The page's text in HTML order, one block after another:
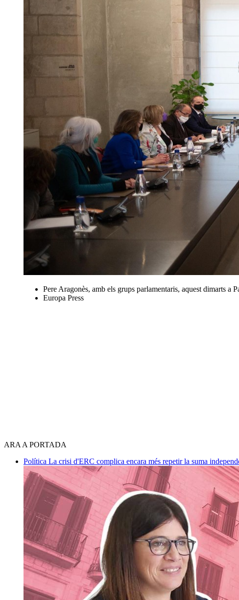
Pere Aragonès, amb els grups parlamentaris, aquest dimarts a
Europa Press
ARA A PORTADA
Política La crisi d'ERC complica encara més repetir la suma